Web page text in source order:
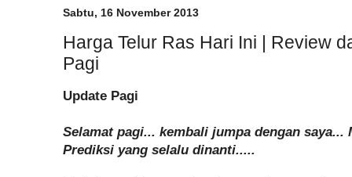
Sabtu, 16 November 2013
Harga Telur Ras Hari Ini | Review
Pagi
Update Pagi
Selamat pagi... kembali jumpa dengan saya...
Prediksi yang selalu dinanti.....